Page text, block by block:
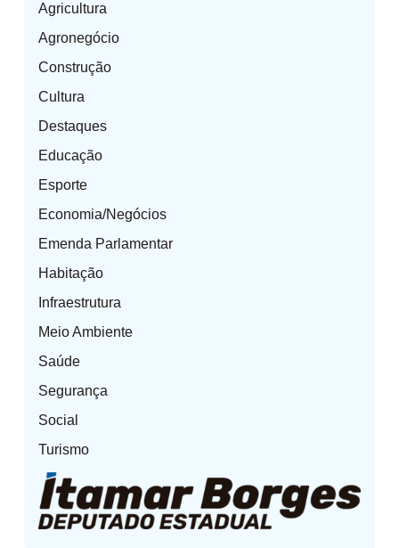
Agricultura
Agronegócio
Construção
Cultura
Destaques
Educação
Esporte
Economia/Negócios
Emenda Parlamentar
Habitação
Infraestrutura
Meio Ambiente
Saúde
Segurança
Social
Turismo